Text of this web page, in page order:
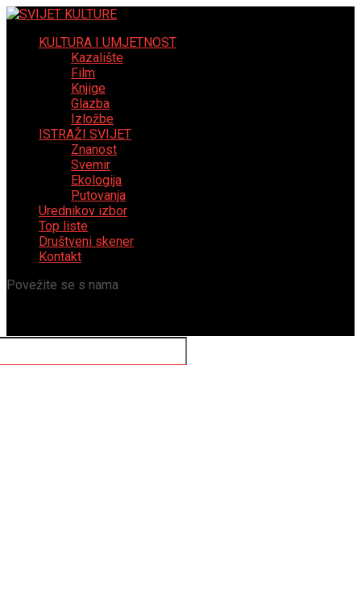
KULTURA I UMJETNOST
Kazalište
Film
Knjige
Glazba
Izložbe
ISTRAŽI SVIJET
Znanost
Svemir
Ekologija
Putovanja
Urednikov izbor
Top liste
Društveni skener
Kontakt
Povežite se s nama